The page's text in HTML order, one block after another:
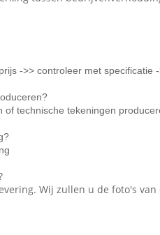
->> controleer met
technische tekeningen
Wij zullen u de foto's